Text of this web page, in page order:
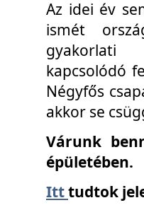
Az idei év
ismét
gyakorlati
kapcsolódó
Négyfős
akkor se
Várunk
épületében.
Itttudtok